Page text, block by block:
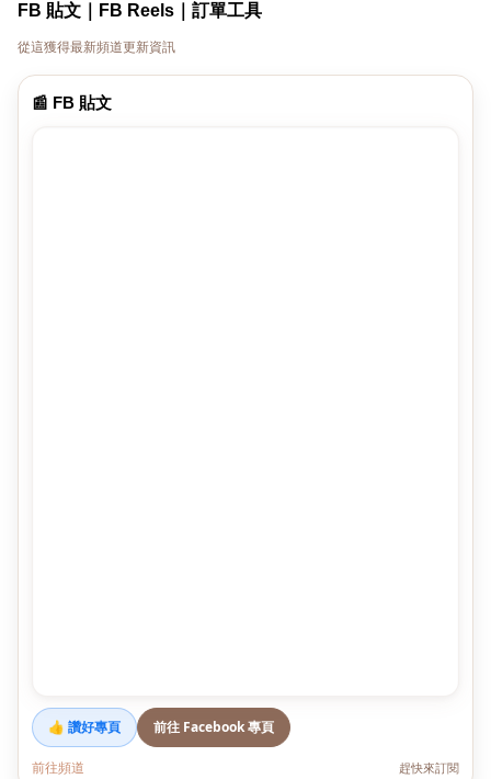
FB 貼文｜FB Reels｜訂單工具
從這獲得最新頻道更新資訊
📰 FB 貼文
👍 讚好專頁 前往 Facebook 專頁
前往頻道 趕快來訂閱